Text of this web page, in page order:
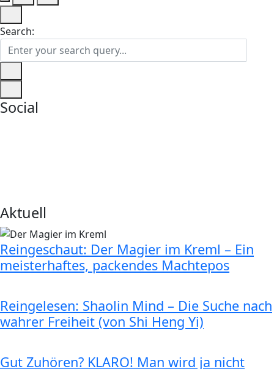
Search:
Social
Aktuell
Reingeschaut: Der Magier im Kreml – Ein
meisterhaftes, packendes Machtepos
Reingelesen: Shaolin Mind – Die Suche nach
wahrer Freiheit (von Shi Heng Yi)
Gut Zuhören? KLARO! Man wird ja nicht